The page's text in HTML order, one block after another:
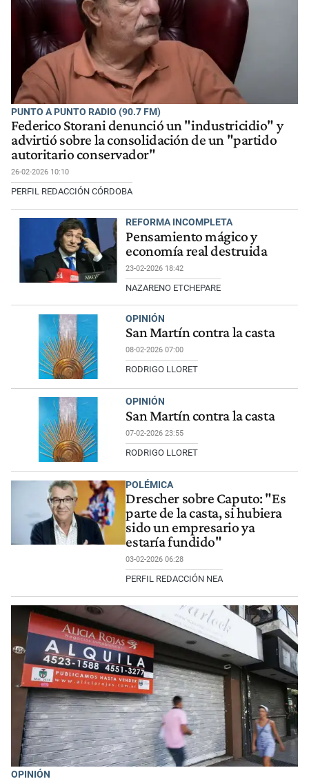
PUNTO A PUNTO RADIO (90.7 FM)
Federico Storani denunció un "industricidio" y
advirtió sobre la consolidación de un "partido
autoritario conservador"
26-02-2026 10:10
PERFIL REDACCIÓN CÓRDOBA
REFORMA INCOMPLETA
Pensamiento mágico y
economía real destruida
23-02-2026 18:42
NAZARENO ETCHEPARE
OPINIÓN
San Martín contra la casta
08-02-2026 07:00
RODRIGO LLORET
OPINIÓN
San Martín contra la casta
07-02-2026 23:55
RODRIGO LLORET
POLÉMICA
Drescher sobre Caputo: "Es
parte de la casta, si hubiera
sido un empresario ya
estaría fundido"
03-02-2026 06:28
PERFIL REDACCIÓN NEA
OPINIÓN